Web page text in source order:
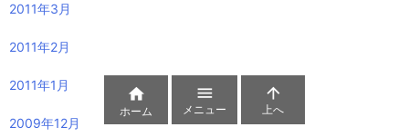
2011年3月
2011年2月
2011年1月
2009年12月

ホーム

メニュー

上へ